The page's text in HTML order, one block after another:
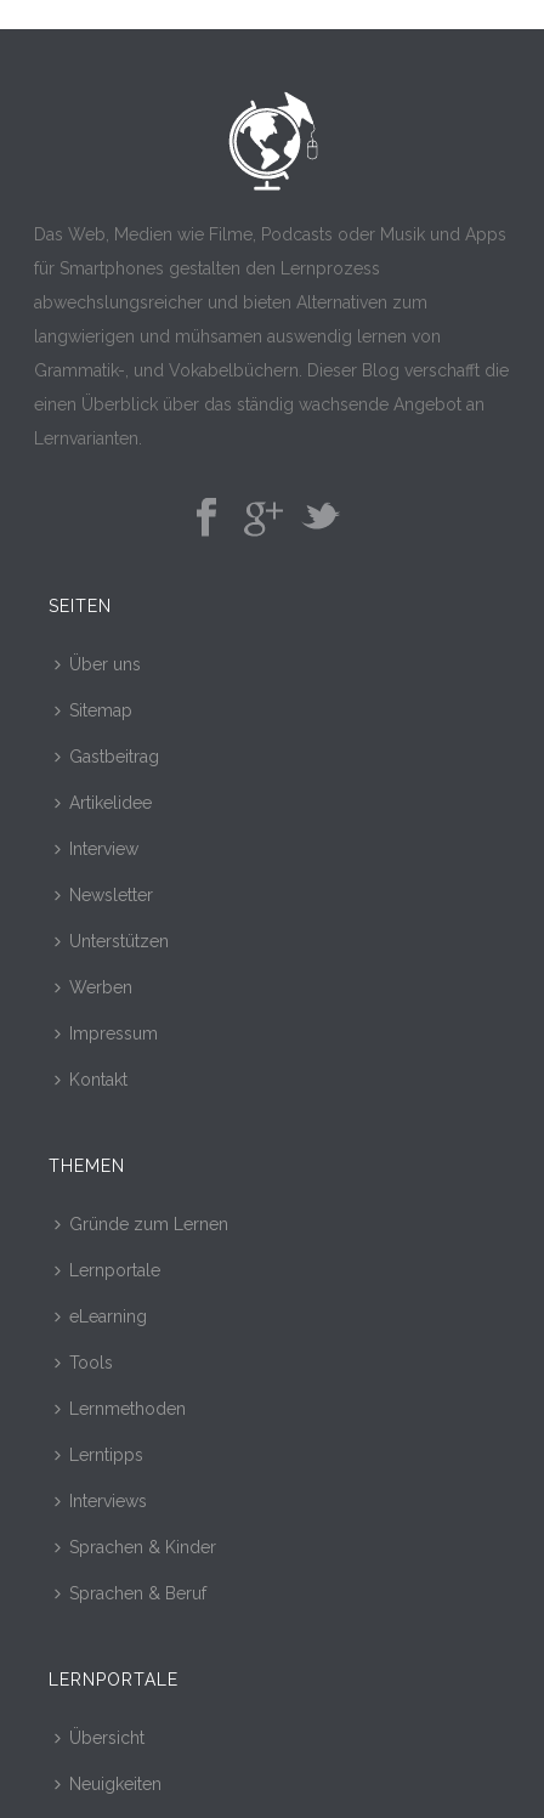
Das Web, Medien wie Filme, Podcasts oder Musik und Apps
für Smartphones gestalten den Lernprozess
abwechslungsreicher und bieten Alternativen zum
langwierigen und mühsamen auswendig lernen von
Grammatik-, und Vokabelbüchern. Dieser Blog verschafft die
einen Überblick über das ständig wachsende Angebot an
Lernvarianten.
SEITEN
Über uns
Sitemap
Gastbeitrag
Artikelidee
Interview
Newsletter
Unterstützen
Werben
Impressum
Kontakt
THEMEN
Gründe zum Lernen
Lernportale
eLearning
Tools
Lernmethoden
Lerntipps
Interviews
Sprachen & Kinder
Sprachen & Beruf
LERNPORTALE
Übersicht
Neuigkeiten